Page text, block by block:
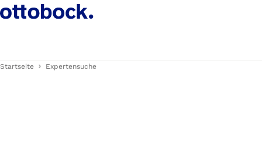
Startseite Expertensuche